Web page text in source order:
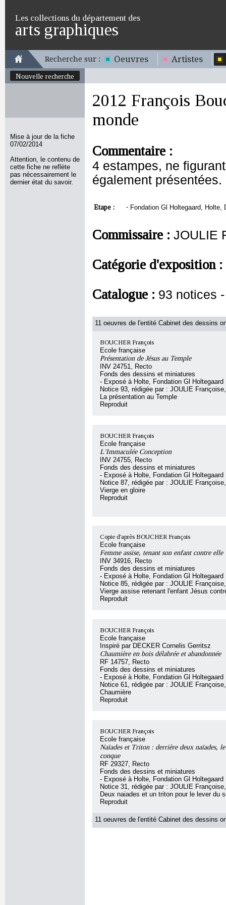
Les collections du département des
arts graphiques
Recherche sur : Oeuvres Artistes
Nouvelle recherche
Mise à jour de la fiche
07/02/2014
Attention, le contenu de
cette fiche ne reflète
pas nécessairement le
dernier état du savoir.
2012 François
monde
Commentaire :
4 estampes, ne
également présentées.
Etape : - Fondation Gl Holtegaard, Holte,
Commissaire : JOULIE
Catégorie d'exposition :
Catalogue : 93 notices
11 oeuvres de l'entité Cabinet des dessins
BOUCHER François
Ecole française
Présentation de Jésus au Temple
INV 24751, Recto
Fonds des dessins et miniatures
- Exposé à Holte, Fondation Gl Holtegaard
Notice 93, rédigée par : JOULIE
La présentation au Temple
Reproduit
BOUCHER François
Ecole française
L'Immaculée Conception
INV 24755, Recto
Fonds des dessins et miniatures
- Exposé à Holte, Fondation Gl Holtegaard
Notice 87, rédigée par : JOULIE
Vierge en gloire
Reproduit
Copie d'après BOUCHER François
Ecole française
Femme assise, tenant son enfant contre elle
INV 34916, Recto
Fonds des dessins et miniatures
- Exposé à Holte, Fondation Gl Holtegaard
Notice 85, rédigée par : JOULIE
Vierge assise retenant l'enfant Jésus
Reproduit
BOUCHER François
Ecole française
Inspiré par DECKER Cornelis Gerritsz
Chaumière en bois délabrée et abandonnée
RF 14757, Recto
Fonds des dessins et miniatures
- Exposé à Holte, Fondation Gl Holtegaard
Notice 61, rédigée par : JOULIE
Chaumière
Reproduit
BOUCHER François
Ecole française
Naïades et Triton : derrière deux naïades,
conque
RF 29327, Recto
Fonds des dessins et miniatures
- Exposé à Holte, Fondation Gl Holtegaard
Notice 31, rédigée par : JOULIE
Deux naiades et un triton pour le lever du
Reproduit
11 oeuvres de l'entité Cabinet des dessins